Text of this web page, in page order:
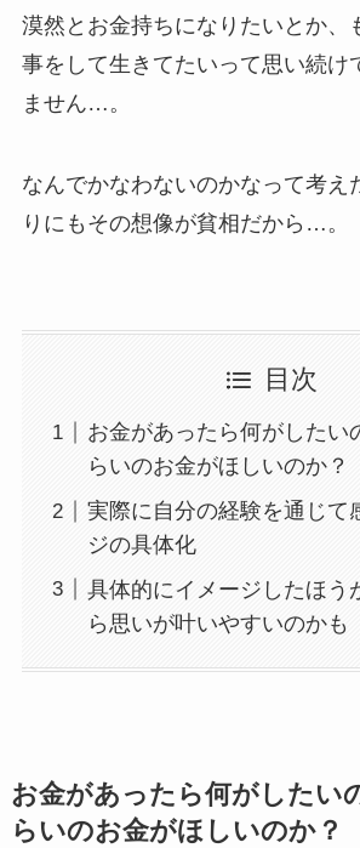
漠然とお金持ちになりたいとか、
事をして生きてたいって思い続け
ません…。
なんでかなわないのかなって考え
りにもその想像が貧相だから…。
目次
お金があったら何がしたい
らいのお金がほしいのか？
実際に自分の経験を通じて
ジの具体化
具体的にイメージしたほう
ら思いが叶いやすいのかも
お金があったら何がしたい
らいのお金がほしいのか？